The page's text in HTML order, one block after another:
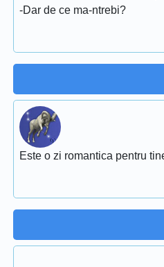
-Dar de ce ma-ntrebi?
Este o zi romantica pentru